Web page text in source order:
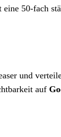
eine 50-fach
und
auf